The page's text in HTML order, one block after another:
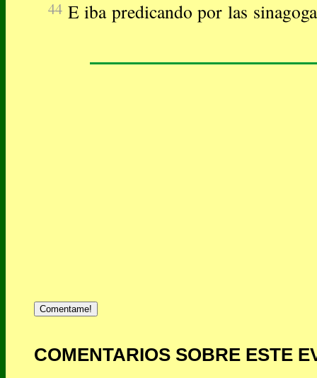
44 E iba predicando por las
Comentame!
COMENTARIOS SOBRE ESTE